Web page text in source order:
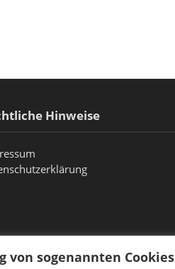
von sogenannten Cookies
Hinweise